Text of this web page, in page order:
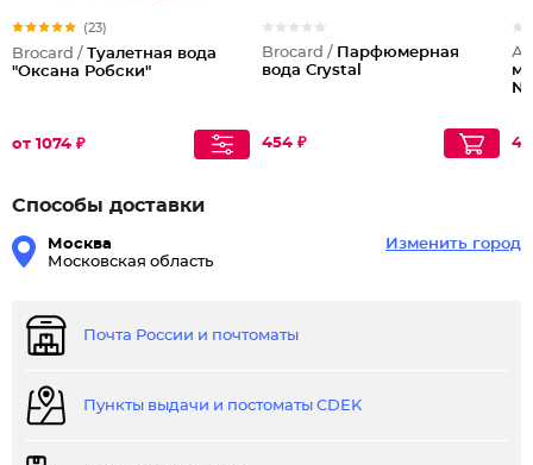
(23)
Brocard / Туалетная вода
"Оксана Робски"
от 1074 ₽
Brocard / Парфюмерная
вода Crystal
454 ₽
Способы доставки
Москва
Московская область
Изменить город
Почта России и почтоматы
Пункты выдачи и постоматы CDEK